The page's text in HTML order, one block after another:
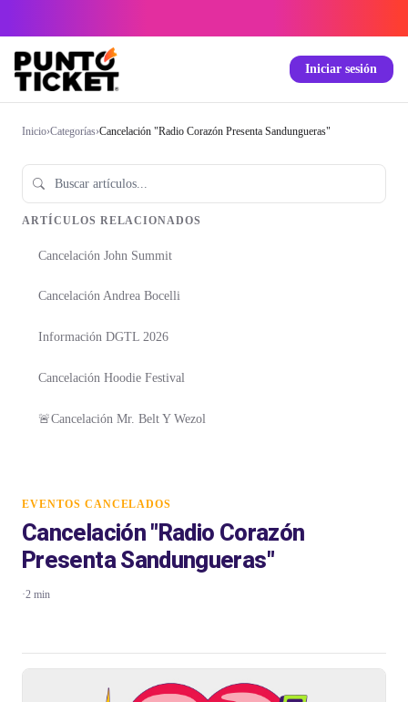
Iniciar sesión
Inicio›Categorías›Cancelación "Radio Corazón Presenta Sandungueras"
ARTÍCULOS RELACIONADOS
Cancelación John Summit
Cancelación Andrea Bocelli
Información DGTL 2026
Cancelación Hoodie Festival
🚨Cancelación Mr. Belt Y Wezol
EVENTOS CANCELADOS
Cancelación "Radio Corazón
Presenta Sandungueras"
·2 min